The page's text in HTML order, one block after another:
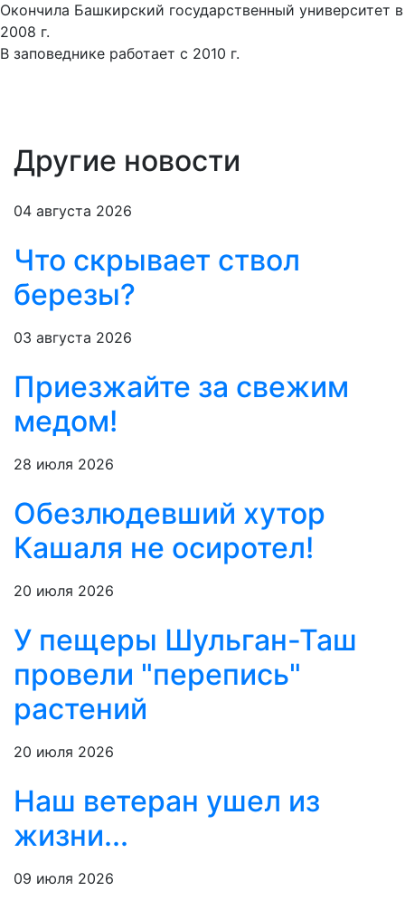
Окончила Башкирский государственный университет в
2008 г.
В заповеднике работает с 2010 г.
Другие новости
04 августа 2026
Что скрывает ствол
березы?
03 августа 2026
Приезжайте за свежим
медом!
28 июля 2026
Обезлюдевший хутор
Кашаля не осиротел!
20 июля 2026
У пещеры Шульган-Таш
провели "перепись"
растений
20 июля 2026
Наш ветеран ушел из
жизни...
09 июля 2026